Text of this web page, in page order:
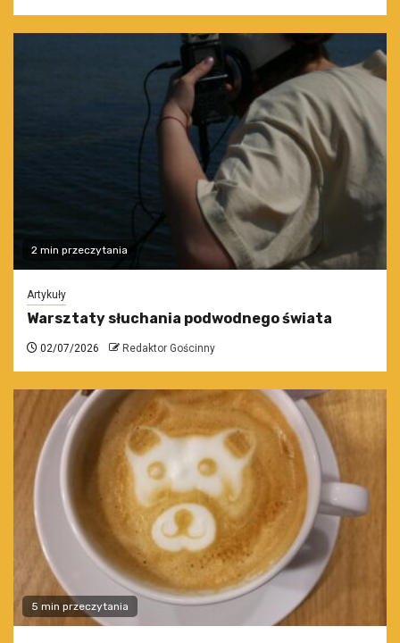
2 min przeczytania
Artykuły
Warsztaty słuchania podwodnego świata
02/07/2026 Redaktor Gościnny
5 min przeczytania